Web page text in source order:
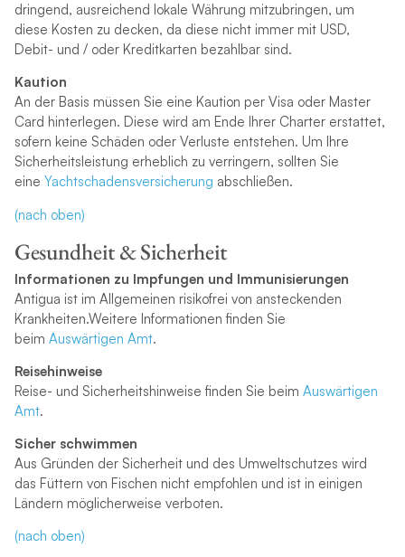
dringend, ausreichend lokale Währung mitzubringen, um
diese Kosten zu decken, da diese nicht immer mit USD,
Debit- und / oder Kreditkarten bezahlbar sind.
Kaution
An der Basis müssen Sie eine Kaution per Visa oder Master
Card hinterlegen. Diese wird am Ende Ihrer Charter erstattet,
sofern keine Schäden oder Verluste entstehen. Um Ihre
Sicherheitsleistung erheblich zu verringern, sollten Sie
eine Yachtschadensversicherung abschließen.
(nach oben)
Gesundheit & Sicherheit
Informationen zu Impfungen und Immunisierungen
Antigua ist im Allgemeinen risikofrei von ansteckenden
Krankheiten.Weitere Informationen finden Sie
beim Auswärtigen Amt.
Reisehinweise
Reise- und Sicherheitshinweise finden Sie beim Auswärtigen
Amt.
Sicher schwimmen
Aus Gründen der Sicherheit und des Umweltschutzes wird
das Füttern von Fischen nicht empfohlen und ist in einigen
Ländern möglicherweise verboten.
(nach oben)